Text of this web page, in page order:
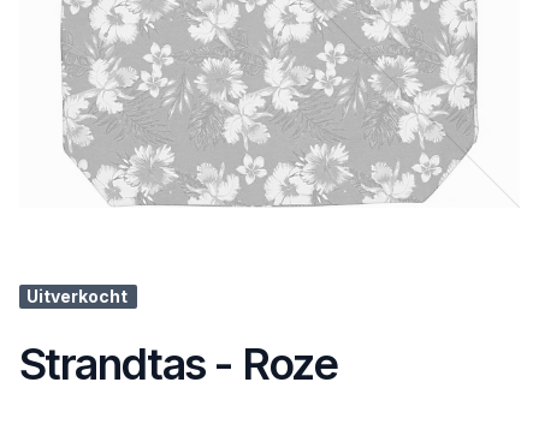
Uitverkocht
Strandtas - Roze